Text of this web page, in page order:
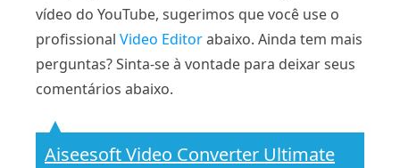
vídeo do YouTube, sugerimos que você use o
profissional Video Editorabaixo. Ainda tem mais
perguntas? Sinta-se à vontade para deixar seus
comentários abaixo.
Aiseesoft Video Converter Ultimate